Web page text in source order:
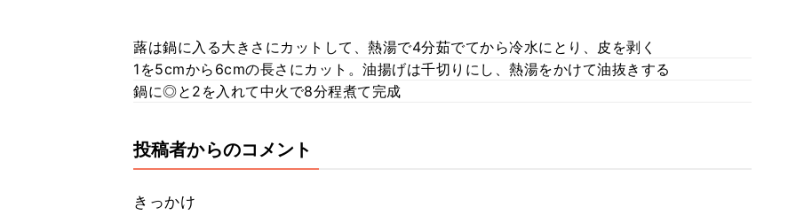
蕗は鍋に入る大きさにカットして、熱湯で4分茹でてから冷水にとり、皮を剥く
1を5cmから6cmの長さにカット。油揚げは千切りにし、熱湯をかけて油抜きする
鍋に◎と2を入れて中火で8分程煮て完成
投稿者からのコメント
きっかけ